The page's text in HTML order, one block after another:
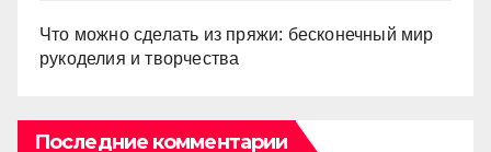
Что можно сделать из пряжи: бесконечный мир
рукоделия и творчества
Последние комментарии